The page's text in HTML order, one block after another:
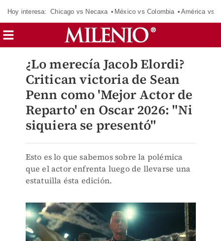
Hoy interesa: Chicago vs Necaxa México vs Colombia América vs
¿Lo merecía Jacob Elordi?
Critican victoria de Sean
Penn como 'Mejor Actor de
Reparto' en Oscar 2026: "Ni
siquiera se presentó"
Esto es lo que sabemos sobre la polémica
que el actor enfrenta luego de llevarse una
estatuilla ésta edición.